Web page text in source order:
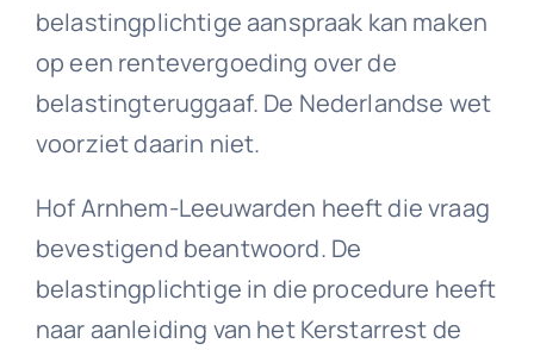
belastingplichtige aanspraak kan maken
op een rentevergoeding over de
belastingteruggaaf. De Nederlandse wet
voorziet daarin niet.
Hof Arnhem-Leeuwarden heeft die vraag
bevestigend beantwoord. De
belastingplichtige in die procedure heeft
naar aanleiding van het Kerstarrest de